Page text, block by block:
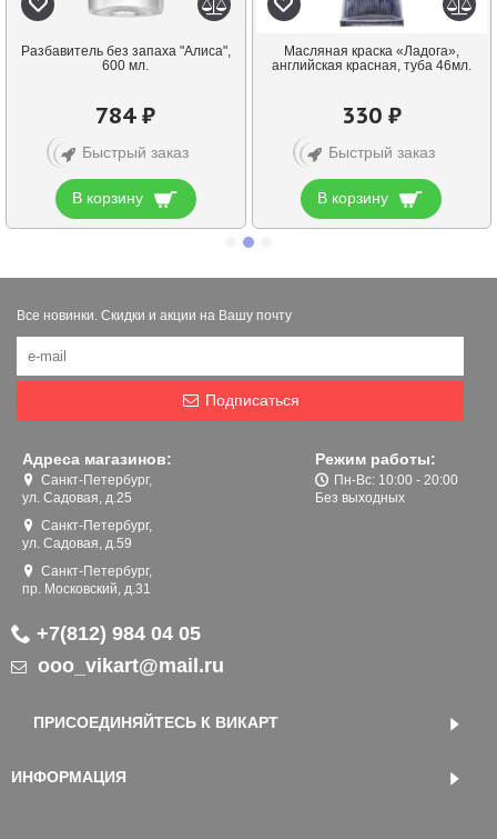
Разбавитель без запаха "Алиса",
600 мл.
784 ₽
Быстрый заказ
В корзину
Масляная краска «Ладога»,
английская красная, туба 46мл.
330 ₽
Быстрый заказ
В корзину
Все новинки. Скидки и акции на Вашу почту
Подписаться
Адреса магазинов:
Санкт-Петербург,
ул. Садовая, д.25
Санкт-Петербург,
ул. Садовая, д.59
Санкт-Петербург,
пр. Московский, д.31
Режим работы:
Пн-Вс: 10:00 - 20:00
Без выходных
+7(812) 984 04 05
ooo_vikart@mail.ru
ПРИСОЕДИНЯЙТЕСЬ К ВИКАРТ
ИНФОРМАЦИЯ